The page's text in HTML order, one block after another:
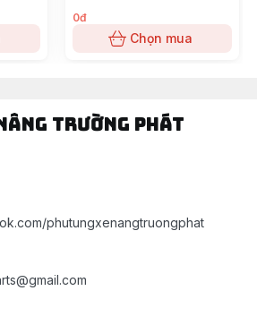
0đ
Chọn mua
TRƯỜNG PHÁT
phutungxenangtruongphat